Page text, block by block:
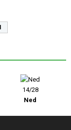
14/28
Ned